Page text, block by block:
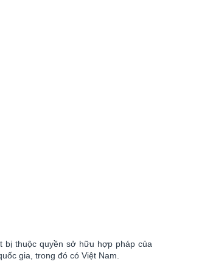
bị thuộc quyền sở hữu hợp pháp của
gia, trong đó có Việt Nam.